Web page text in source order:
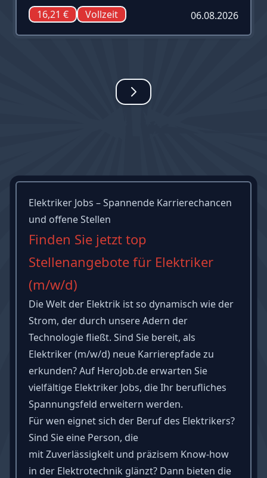
16,21 € Vollzeit 06.08.2026
Elektriker Jobs – Spannende Karrierechancen
und offene Stellen
Finden Sie jetzt top
Stellenangebote für Elektriker
(m/w/d)
Die Welt der Elektrik ist so dynamisch wie der
Strom, der durch unsere Adern der
Technologie fließt. Sind Sie bereit, als
Elektriker (m/w/d) neue Karrierepfade zu
erkunden? Auf HeroJob.de erwarten Sie
vielfältige Elektriker Jobs, die Ihr berufliches
Spannungsfeld erweitern werden.
Für wen eignet sich der Beruf des Elektrikers?
Sind Sie eine Person, die
mitZuverlässigkeitund präzisem Know-how
in der Elektrotechnik glänzt? Dann bieten die